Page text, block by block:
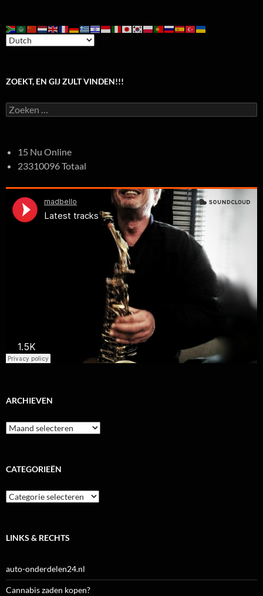
ZOEKT, EN GIJ ZULT VINDEN!!!
Zoeken
naar:
15 Nu Online
23310096 Totaal
ARCHIEVEN
Archieven
CATEGORIEËN
Categorieën
LINKS & RECHTS
auto-onderdelen24.nl
Cannabis zaden kopen?